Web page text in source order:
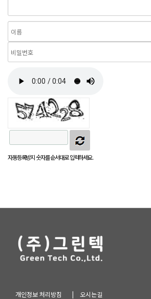
자동등록방지 숫자를 순서대로 입력하세요.
개인정보 처리방침 | 오시는길